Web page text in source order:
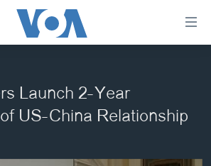
ບໍດີ ສະຫະລັດ 2024
Launch 2-Year
US-China Relationship